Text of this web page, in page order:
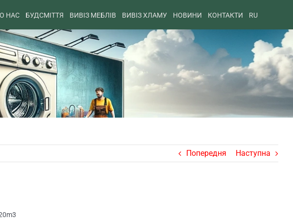
НАС БУДСМІТТЯ ВИВІЗ МЕБЛІВ ВИВІЗ ХЛАМУ НОВИНИ КОНТАКТИ RU
Попередня Наступна